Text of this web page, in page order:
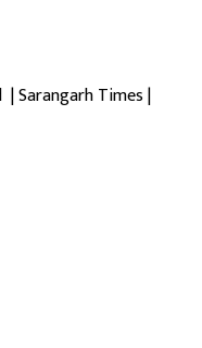
Sarangarh Times |